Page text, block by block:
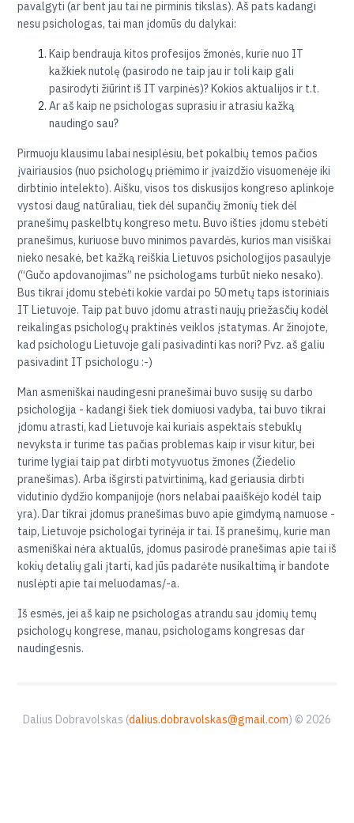
pavalgyti (ar bent jau tai ne pirminis tikslas). Aš pats kadangi
nesu psichologas, tai man įdomūs du dalykai:
Kaip bendrauja kitos profesijos žmonės, kurie nuo IT
kažkiek nutolę (pasirodo ne taip jau ir toli kaip gali
pasirodyti žiūrint iš IT varpinės)? Kokios aktualijos ir t.t.
Ar aš kaip ne psichologas suprasiu ir atrasiu kažką
naudingo sau?
Pirmuoju klausimu labai nesiplėsiu, bet pokalbių temos pačios
įvairiausios (nuo psichologų priėmimo ir įvaizdžio visuomenėje iki
dirbtinio intelekto). Aišku, visos tos diskusijos kongreso aplinkoje
vystosi daug natūraliau, tiek dėl supančių žmonių tiek dėl
pranešimų paskelbtų kongreso metu. Buvo išties įdomu stebėti
pranešimus, kuriuose buvo minimos pavardės, kurios man visiškai
nieko nesakė, bet kažką reiškia Lietuvos psichologijos pasaulyje
(“Gučo apdovanojimas” ne psichologams turbūt nieko nesako).
Bus tikrai įdomu stebėti kokie vardai po 50 metų taps istoriniais
IT Lietuvoje. Taip pat buvo įdomu atrasti naujų priežasčių kodėl
reikalingas psichologų praktinės veiklos įstatymas. Ar žinojote,
kad psichologu Lietuvoje gali pasivadinti kas nori? Pvz. aš galiu
pasivadint IT psichologu :-)
Man asmeniškai naudingesni pranešimai buvo susiję su darbo
psichologija - kadangi šiek tiek domiuosi vadyba, tai buvo tikrai
įdomu atrasti, kad Lietuvoje kai kuriais aspektais stebuklų
nevyksta ir turime tas pačias problemas kaip ir visur kitur, bei
turime lygiai taip pat dirbti motyvuotus žmones (Žiedelio
pranešimas). Arba išgirsti patvirtinimą, kad geriausia dirbti
vidutinio dydžio kompanijoje (nors nelabai paaiškėjo kodėl taip
yra). Dar tikrai įdomus pranešimas buvo apie gimdymą namuose -
taip, Lietuvoje psichologai tyrinėja ir tai. Iš pranešimų, kurie man
asmeniškai nėra aktualūs, įdomus pasirodė pranešimas apie tai iš
kokių detalių gali įtarti, kad jūs padarėte nusikaltimą ir bandote
nuslėpti apie tai meluodamas/-a.
Iš esmės, jei aš kaip ne psichologas atrandu sau įdomių temų
psichologų kongrese, manau, psichologams kongresas dar
naudingesnis.
Dalius Dobravolskas (dalius.dobravolskas@gmail.com) © 2026